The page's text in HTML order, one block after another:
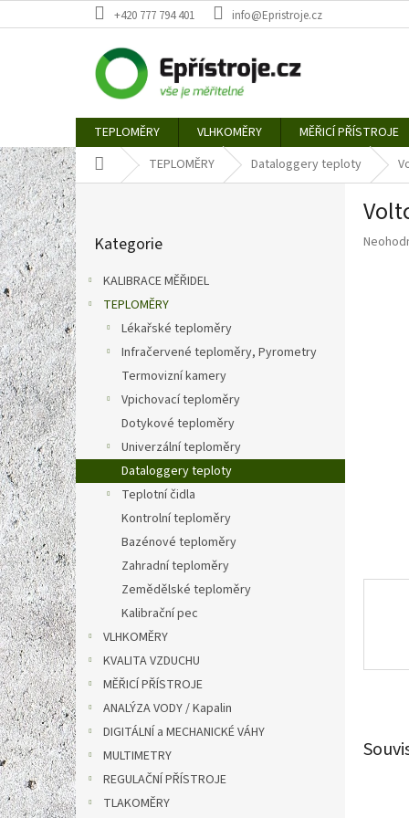
na
+420 777 794 401 info@Epristroje.cz
TEPLOMĚRY VLHKOMĚRY
MĚŘICÍ PŘÍSTROJE
Domů TEPLOMĚRY Dataloggery teploty
P
o
s
t
r
a
n
n
í
p
a
n
e
l
kategorie
Kategorie
KALIBRACE MĚŘIDEL
TEPLOMĚRY
Lékařské teploměry
Infračervené teploměry, Pyrometry
Termovizní kamery
Vpichovací teploměry
Dotykové teploměry
Univerzální teploměry
Dataloggery teploty
Teplotní čidla
Kontrolní teploměry
Bazénové teploměry
Zahradní teploměry
Zemědělské teploměry
Kalibrační pec
VLHKOMĚRY
KVALITA VZDUCHU
MĚŘICÍ PŘÍSTROJE
ANALÝZA VODY / Kapalin
DIGITÁLNÍ a MECHANICKÉ VÁHY
MULTIMETRY
REGULAČNÍ PŘÍSTROJE
TLAKOMĚRY